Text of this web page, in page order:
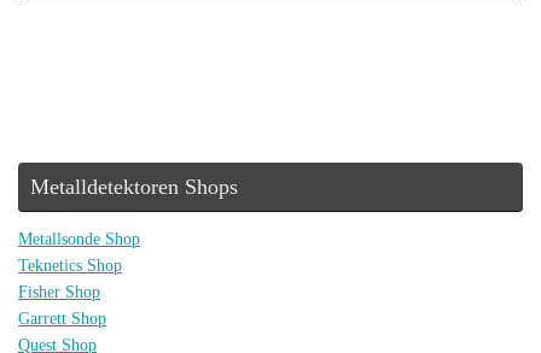
Metalldetektoren Shops
Metallsonde Shop
Teknetics Shop
Fisher Shop
Garrett Shop
Quest Shop